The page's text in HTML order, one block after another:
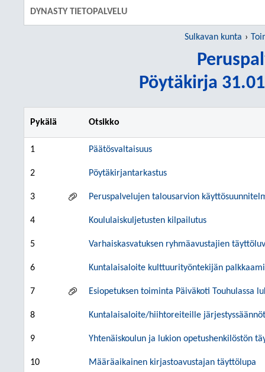
DYNASTY TIETOPALVELU
Sulkavan kunta
Pöytäkirja
Pykälä Otsikko
1 Päätösvaltaisuus
2 Pöytäkirjantarkastus
3 Peruspalvelujen talousarvion
4 Koululaiskuljetusten kilpailutus
5 Varhaiskasvatuksen ryhmäavustajien
6 Kuntalaisaloite kulttuurityöntekijän
7 Esiopetuksen toiminta Päiväkoti Touhulassa
8 Kuntalaisaloite/hiihtoreiteille järjestyssäännöt
9 Yhtenäiskoulun ja lukion opetushenkilöstön
10 Määräaikainen kirjastoavustajan täyttölupa